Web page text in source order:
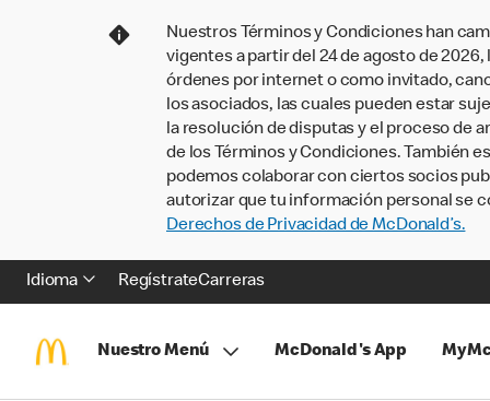
Nuestros Términos y Condiciones han
vigentes a partir del 24 de agosto de
órdenes por internet o como invitado,
los asociados, las cuales pueden estar
la resolución de disputas y el proceso de
de los Términos y Condiciones. También
podemos colaborar con ciertos socios
autorizar que tu información personal se
Derechos de Privacidad de McDonald’s.
Idioma RegístrateCarreras
Nuestro Menú McDonald's App